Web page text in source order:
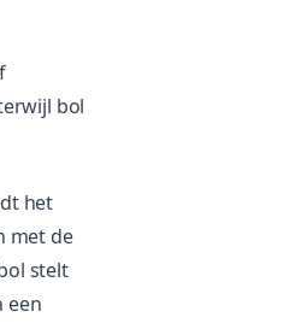
bol
het
met de
stelt
een